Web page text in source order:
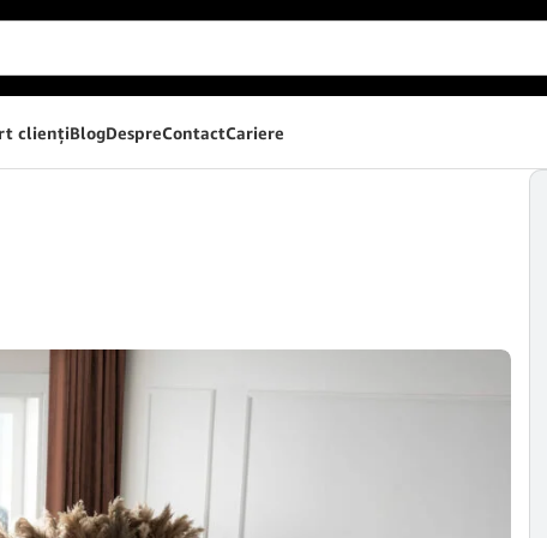
clienţiBlogDespreContactCariere